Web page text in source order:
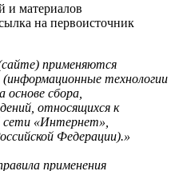
и материалов
на первоисточник
применяются
технологии
основе сбора,
относящихся к
сети «Интернет»,
Федерации).»
применения